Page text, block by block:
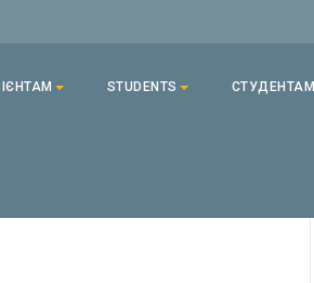
STUDENTS СТУДЕНТАМ